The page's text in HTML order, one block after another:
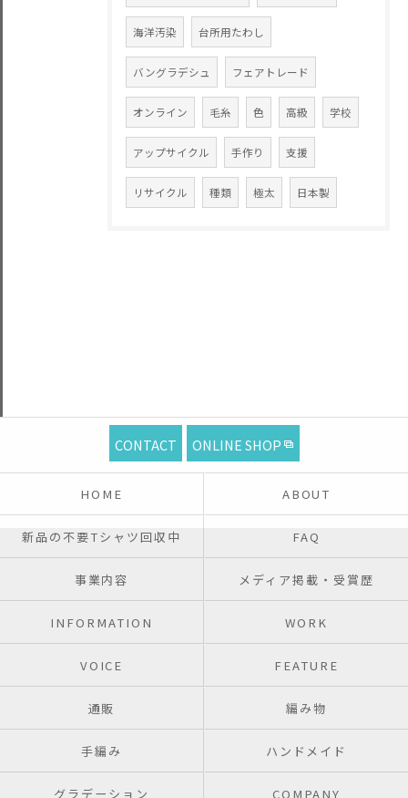
海洋汚染 台所用たわし
バングラデシュ フェアトレード
オンライン 毛糸 色 高級 学校
アップサイクル 手作り 支援
リサイクル 種類 極太 日本製
CONTACT ONLINE SHOP
HOME ABOUT
新品の不要Tシャツ回収中 FAQ
事業内容 メディア掲載・受賞歴
INFORMATION WORK
VOICE FEATURE
通販 編み物
手編み ハンドメイド
グラデーション COMPANY